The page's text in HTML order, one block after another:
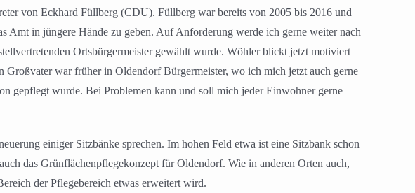
von Eckhard Füllberg (CDU). Füllberg war bereits von 2005 bis 2016 und
Amt in jüngere Hände zu geben. Auf Anforderung werde ich gerne weiter nach
Ortsbürgermeister gewählt wurde. Wöhler blickt jetzt motiviert
war früher in Oldendorf Bürgermeister, wo ich mich jetzt auch gerne
gepflegt wurde. Bei Problemen kann und soll mich jeder Einwohner gerne
einiger Sitzbänke sprechen. Im hohen Feld etwa ist eine Sitzbank schon
das Grünflächenpflegekonzept für Oldendorf. Wie in anderen Orten auch,
der Pflegebereich etwas erweitert wird.